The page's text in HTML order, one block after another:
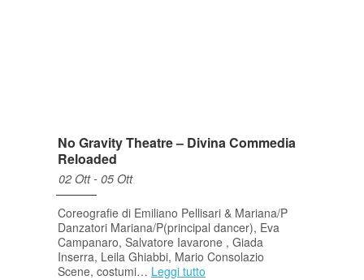
No Gravity Theatre – Divina Commedia
Reloaded
02 Ott - 05 Ott
Coreografie di Emiliano Pellisari & Mariana/P
Danzatori Mariana/P(principal dancer), Eva
Campanaro, Salvatore Iavarone , Giada
Inserra, Leila Ghiabbi, Mario Consolazio
Scene, costumi… Leggi tutto